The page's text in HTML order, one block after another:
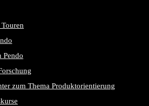
Touren
Pendo
zum Thema Produktorientierung